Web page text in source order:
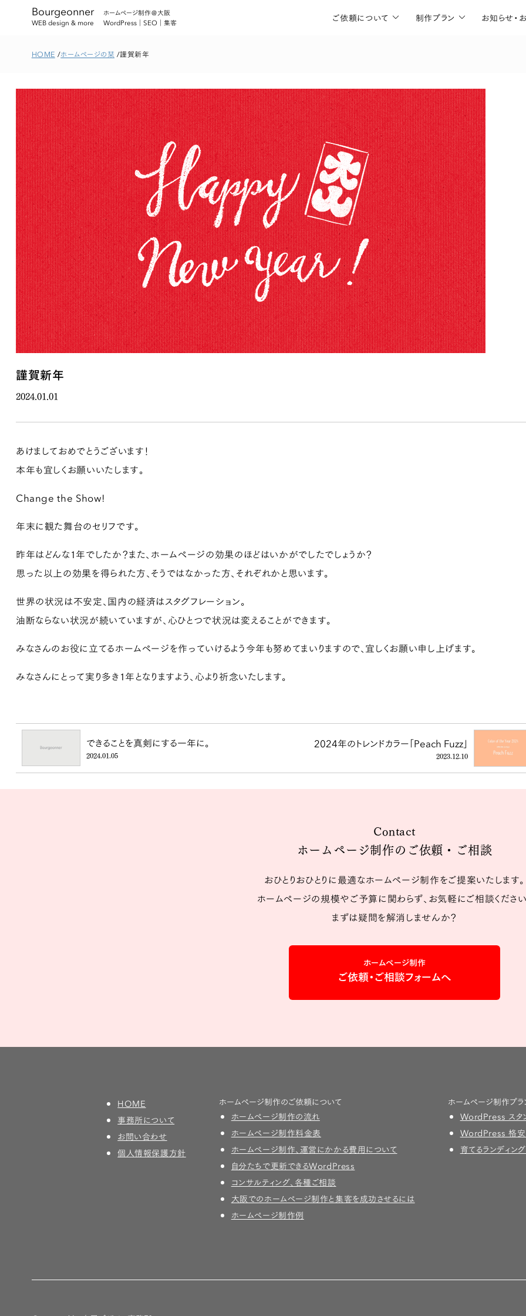
ホームページ制作＠大阪
WordPress｜SEO｜集客
Bourgeonner
WEB design & more ご依頼について 制作プラン お知らせ・
HOME ホームページの栞 謹賀新年
謹賀新年
2024.01.01
あけましておめでとうございます！
本年も宜しくお願いいたします。
Change the Show!
年末に観た舞台のセリフです。
昨年はどんな１年でしたか？また、ホームページの効果のほどはいかがでしたでしょうか？
思った以上の効果を得られた方、そうではなかった方、それぞれかと思います。
世界の状況は不安定、国内の経済はスタグフレーション。
油断ならない状況が続いていますが、心ひとつで状況は変えることができます。
みなさんのお役に立てるホームページを作っていけるよう今年も努めてまいりますので、宜しくお願い申し上げます。
みなさんにとって実り多き１年となりますよう、心より祈念いたします。
できることを真剣にする一年に。
2024.01.05
2024年のトレンドカラー「Peach Fuzz」
2023.12.10
Contact
ホームページ制作のご依頼・ご相談
おひとりおひとりに最適なホームページ制作をご提案いたします。
ホームページの規模やご予算に関わらず、お気軽にご相談ください
まずは疑問を解消しませんか？
ホームページ制作
ご依頼・ご相談フォームへ
HOME
事務所について
お問い合わせ
個人情報保護方針
ホームページ制作のご依頼について
ホームページ制作の流れ
ホームページ制作料金表
ホームページ制作、運営にかかる費用について
自分たちで更新できるWordPress
コンサルティング、各種ご相談
大阪でのホームページ制作と集客を成功させるには
ホームページ制作例
ホームページ制作プラ
WordPress スタ
WordPress 格安
育てるランディン